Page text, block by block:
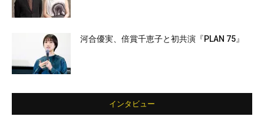
河合優実、倍賞千恵子と初共演『PLAN 75』
インタビュー